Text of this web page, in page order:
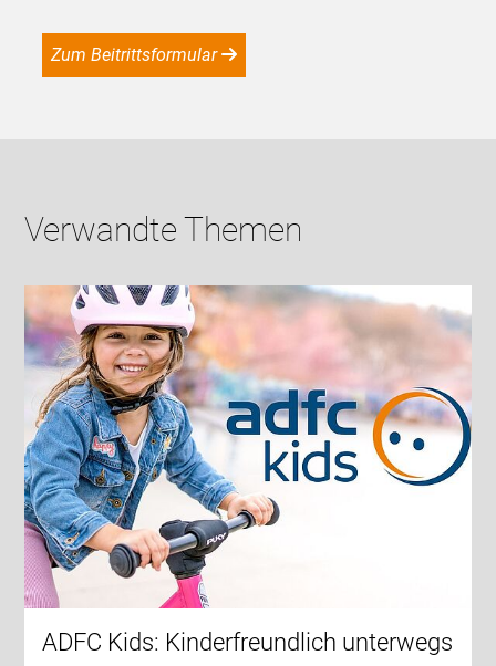
Zum Beitrittsformular
Verwandte Themen
ADFC Kids: Kinderfreundlich unterwegs